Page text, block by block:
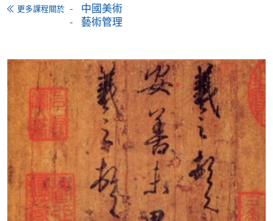
人資料概不負責。
Mastercard（包括「香港大學專業進修學院
Mastercard卡」）繳付學費。香港大學專業進修學院
Mastercard卡持有人，如報讀課程滿港幣2,000元，可
享有十個月免息分期付款優惠，惟課程申請人必須為
信用卡持有人。詳情請向學院報名中心職員查詢。
4. 網上繳費服務
大部份公開招生的課程（以先到先得形式報名）及個
別學歷頒授課程提供網上報名/註冊服務，申請人可在
網上使用「繳費靈」（不適用於手機）、VISA或
更多課程關於
中國美術
藝術管理